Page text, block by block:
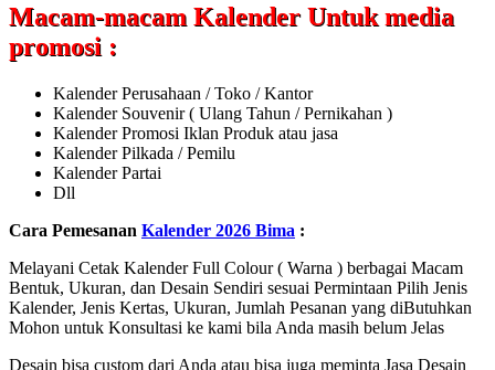
Macam-macam Kalender Untuk media
promosi :
Kalender Perusahaan / Toko / Kantor
Kalender Souvenir ( Ulang Tahun / Pernikahan )
Kalender Promosi Iklan Produk atau jasa
Kalender Pilkada / Pemilu
Kalender Partai
Dll
Cara Pemesanan Kalender 2026 Bima :
Melayani Cetak Kalender Full Colour ( Warna ) berbagai Macam
Bentuk, Ukuran, dan Desain Sendiri sesuai Permintaan Pilih Jenis
Kalender, Jenis Kertas, Ukuran, Jumlah Pesanan yang diButuhkan
Mohon untuk Konsultasi ke kami bila Anda masih belum Jelas
Desain bisa custom dari Anda atau bisa juga meminta Jasa Desain